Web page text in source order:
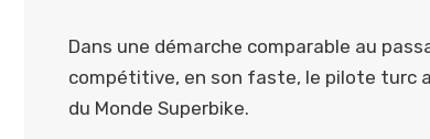
Dans une démarche comparable au
compétitive, en son faste, le pilote turc
du Monde Superbike.